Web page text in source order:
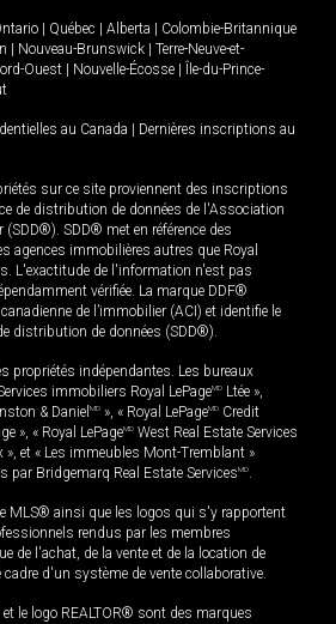
Québec Alberta
Colombie-Britannique
Nouveau-Brunswick
Terre-Neuve-et-
Ouest Nouvelle-Écosse
Île-du-Prince-
au Canada
Dernières inscriptions au
sur ce site proviennent des inscriptions
de distribution de données de l'Association
(SDD®). SDD® met en référence des
agences immobilières autres que Royal
L'exactitude de l'information n'est pas
vérifiée. La marque DDF®
de l’immobilier (ACI) et identifie le
distribution de données (SDD®).
propriétés indépendantes. Les bureaux
immobiliers Royal LePageMD Ltée »,
& Daniel MD », « Royal LePageMD Credit
», « Royal LePageMD West Real Estate Services
», et « Les immeubles Mont-Tremblant »
par Bridgemarq Real Estate ServicesMD.
MLS® ainsi que les logos qui s'y rapportent
rendus par les membres
de l'achat, de la vente et de la location de
d'un système de vente collaborative.
le logo REALTOR® sont des marques